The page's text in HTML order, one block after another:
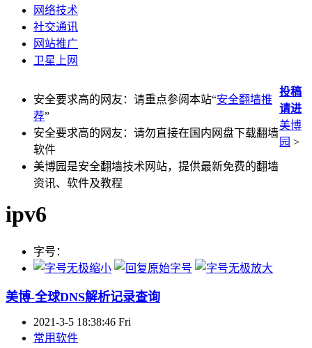
网络技术
社交通讯
网站推广
卫星上网
安全要求高的网友：请重点参阅本站“安全翻墙推
荐”
安全要求高的网友：请勿直接在国内网盘下载翻墙
软件
美博园是安全翻墙技术网站，提供最新免费的翻墙
资讯、软件及教程
投稿
请进
美博
园 >
ipv6
字号：
美博-全球DNS解析记录查询
2021-3-5 18:38:46 Fri
常用软件